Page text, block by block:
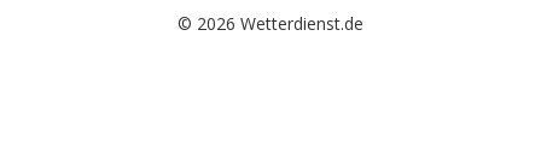
© 2026 Wetterdienst.de